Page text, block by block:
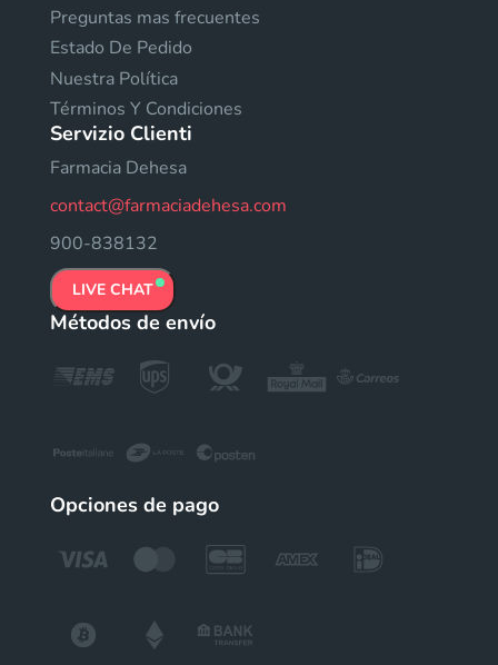
Preguntas mas frecuentes
Estado De Pedido
Nuestra Política
Términos Y Condiciones
Servizio Clienti
Farmacia Dehesa
contact@farmaciadehesa.com
900-838132
LIVE CHAT
Métodos de envío
Opciones de pago